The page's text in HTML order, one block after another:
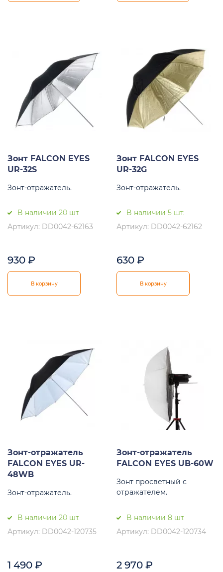
Зонт FALCON EYES
UR-32S
Зонт-отражатель.
В наличии 20 шт.
Артикул: DD0042-62163
930 ₽
В корзину
Зонт FALCON EYES
UR-32G
Зонт-отражатель.
В наличии 5 шт.
Артикул: DD0042-62162
630 ₽
В корзину
Зонт-отражатель
FALCON EYES UR-
48WB
Зонт-отражатель.
В наличии 20 шт.
Артикул: DD0042-120735
1 490 ₽
Зонт-отражатель
FALCON EYES UB-60W
Зонт просветный с
отражателем.
В наличии 8 шт.
Артикул: DD0042-120734
2 970 ₽